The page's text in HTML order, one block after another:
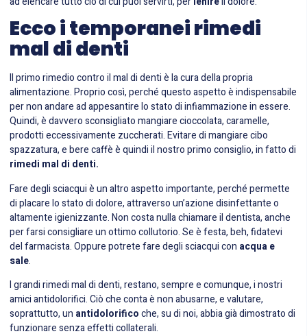
Ecco i temporanei rimedi
mal di denti
Il primo rimedio contro il mal di denti è la cura della propria
alimentazione. Proprio così, perché questo aspetto è indispensabile
per non andare ad appesantire lo stato di infiammazione in essere.
Quindi, è davvero sconsigliato mangiare cioccolata, caramelle,
prodotti eccessivamente zuccherati. Evitare di mangiare cibo
spazzatura, e bere caffè è quindi il nostro primo consiglio, in fatto di
rimedi mal di denti.
Fare degli sciacqui è un altro aspetto importante, perché permette
di placare lo stato di dolore, attraverso un’azione disinfettante o
altamente igienizzante. Non costa nulla chiamare il dentista, anche
per farsi consigliare un ottimo collutorio. Se è festa, beh, fidatevi
del farmacista. Oppure potrete fare degli sciacqui con acqua e
sale.
I grandi rimedi mal di denti, restano, sempre e comunque, i nostri
amici antidolorifici. Ciò che conta è non abusarne, e valutare,
soprattutto, un antidolorificoche, su di noi, abbia già dimostrato di
funzionare senza effetti collaterali.